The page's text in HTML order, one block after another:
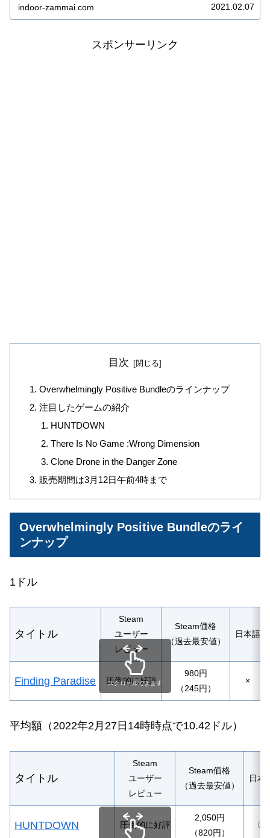
indoor-zammai.com 2021.02.07
スポンサーリンク
目次
Overwhelmingly Positive Bundleのラインナップ
注目したゲームの紹介
HUNTDOWN
There Is No Game :Wrong Dimension
Clone Drone in the Danger Zone
販売期間は3月12日午前4時まで
Overwhelmingly Positive Bundleのライ
ンナップ
1ドル
タイトル
Steam
ユーザー
レビュー
Steam価格
（過去最安値）
日本語
Finding Paradise 圧倒的に好評
980円
（245円）
×
スクロールできます
平均額 （2022年2月27日14時時点で10.42ドル）
タイトル
Steam
ユーザー
レビュー
Steam価格
（過去最安値）
日本
HUNTDOWN 圧倒的に好評
2,050円
（820円）
〇